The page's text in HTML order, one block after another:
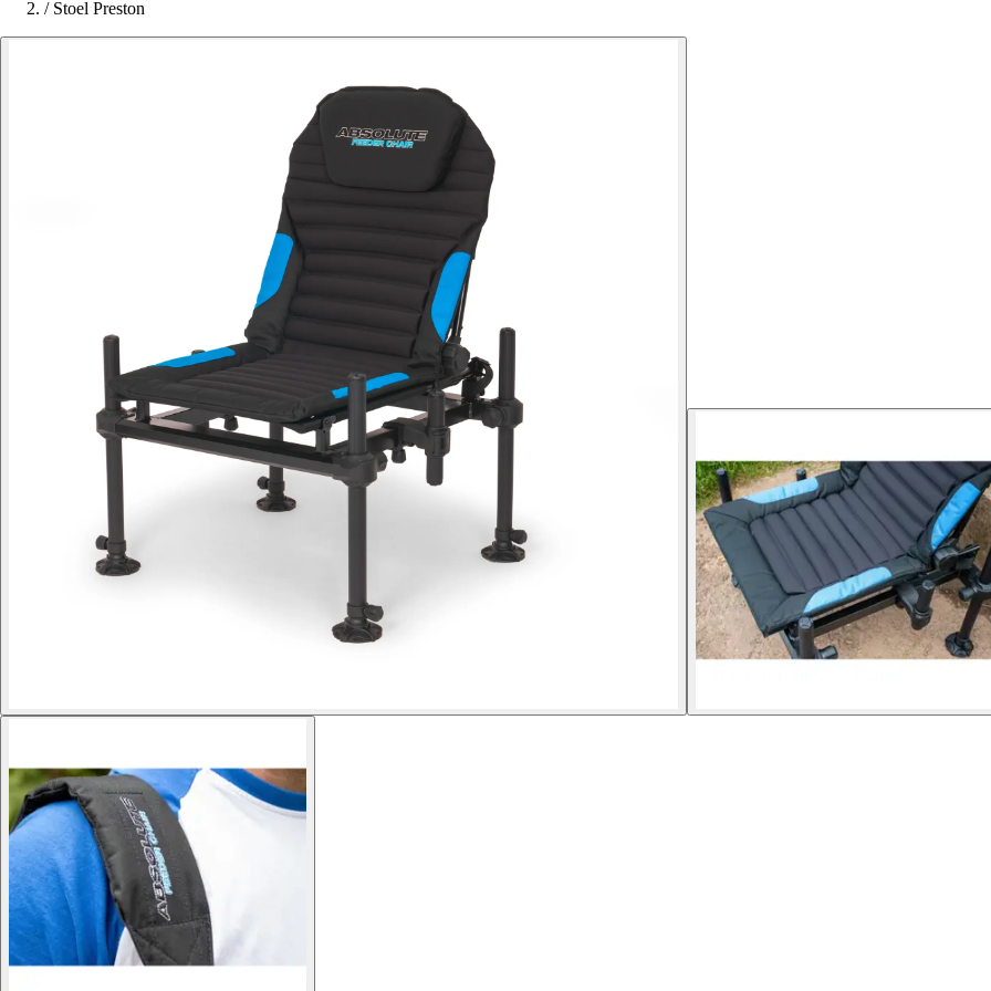
/ Stoel Preston